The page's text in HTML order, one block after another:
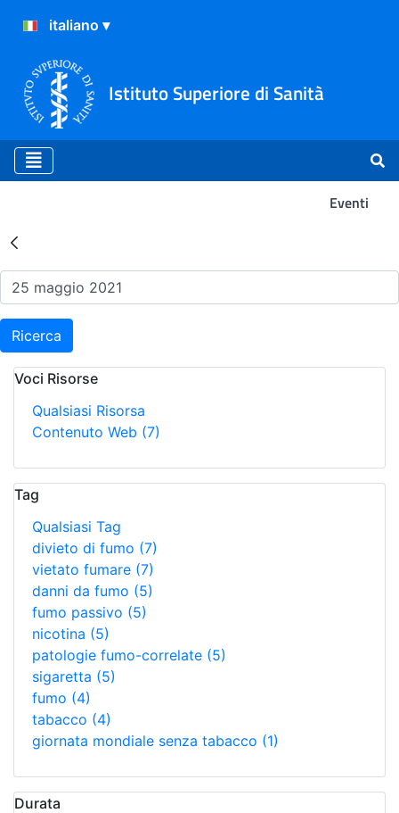
Istituto Superiore di Sanità
Eventi
Risultati della Ricerca -
Ricerca
Voci Risorse
Qualsiasi Risorsa
Contenuto Web (7)
Tag
Qualsiasi Tag
divieto di fumo (7)
vietato fumare (7)
danni da fumo (5)
fumo passivo (5)
nicotina (5)
patologie fumo-correlate (5)
sigaretta (5)
fumo (4)
tabacco (4)
giornata mondiale senza tabacco (1)
Durata